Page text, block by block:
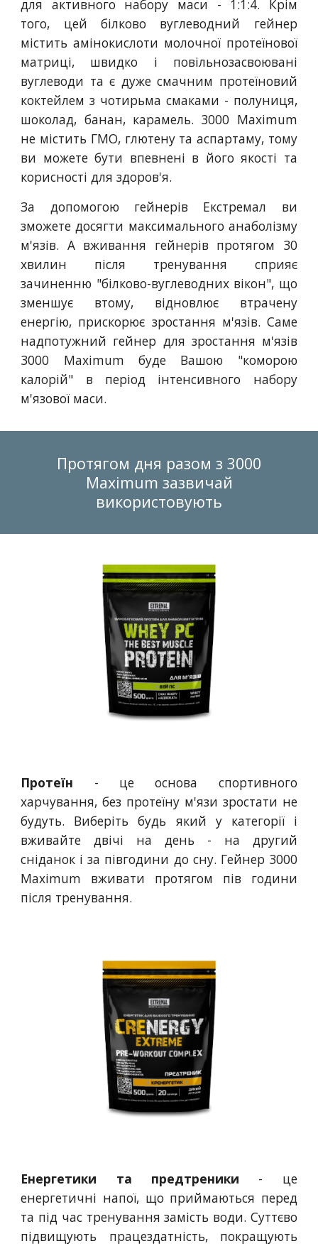
для активного набору маси - 1:1:4. Крім
того, цей білково вуглеводний гейнер
містить амінокислоти молочної протеїнової
матриці, швидко і повільнозасвоювані
вуглеводи та є дуже смачним протеїновий
коктейлем з чотирьма смаками - полуниця,
шоколад, банан, карамель. 3000 Maximum
не містить ГМО, глютену та аспартаму, тому
ви можете бути впевнені в його якості та
корисності для здоров'я.
За допомогою гейнерів Екстремал ви
зможете досягти максимального анаболізму
м'язів. А вживання гейнерів протягом 30
хвилин після тренування сприяє
зачиненню "білково-вуглеводних вікон", що
зменшує втому, відновлює втрачену
енергію, прискорює зростання м'язів. Саме
надпотужний гейнер для зростання м'язів
3000 Maximum буде Вашою "коморою
калорій" в період інтенсивного набору
м'язової маси.
Протягом дня разом з 3000
Maximum зазвичай
використовують
Протеїн - це основа спортивного
харчування, без протеїну м'язи зростати не
будуть. Виберіть будь який у категорії і
вживайте двічі на день - на другий
сніданок і за півгодини до сну. Гейнер 3000
Maximum вживати протягом пів години
після тренування.
Енергетики та предтреники - це
енергетичні напої, що приймаються перед
та під час тренування замість води. Суттєво
підвищують працездатність, покращують